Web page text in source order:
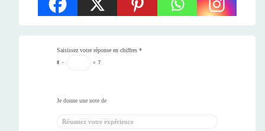
Saisissez votre réponse en chiffres *
8 − = 7